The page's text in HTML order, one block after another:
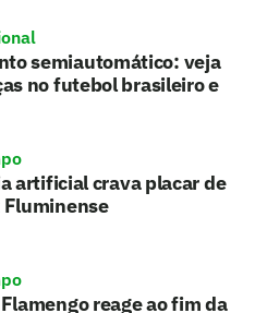
semiautomático: veja
no futebol brasileiro e
artificial crava placar de
reage ao fim da